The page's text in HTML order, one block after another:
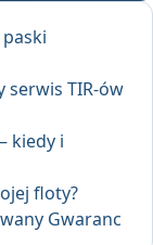
TIR-ów
kiedy i
floty?
Gwaranc